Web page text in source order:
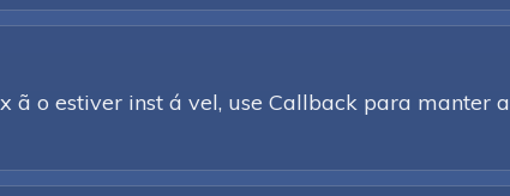
ã o estiver inst á vel, use Callback para manter a